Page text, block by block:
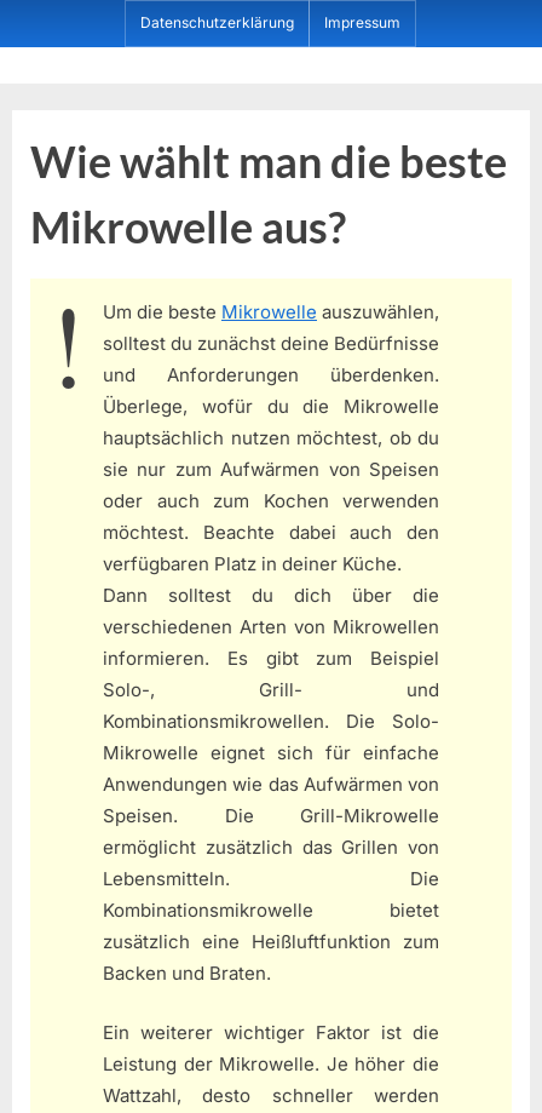
to
Datenschutzerklärung Impressum
Wie wählt man die beste
Mikrowelle aus?
Um die beste Mikrowelle auszuwählen,
solltest du zunächst deine Bedürfnisse
und Anforderungen überdenken.
Überlege, wofür du die Mikrowelle
hauptsächlich nutzen möchtest, ob du
sie nur zum Aufwärmen von Speisen
oder auch zum Kochen verwenden
möchtest. Beachte dabei auch den
verfügbaren Platz in deiner Küche.
Dann solltest du dich über die
verschiedenen Arten von Mikrowellen
informieren. Es gibt zum Beispiel
Solo-, Grill- und
Kombinationsmikrowellen. Die Solo-
Mikrowelle eignet sich für einfache
Anwendungen wie das Aufwärmen von
Speisen. Die Grill-Mikrowelle
ermöglicht zusätzlich das Grillen von
Lebensmitteln. Die
Kombinationsmikrowelle bietet
zusätzlich eine Heißluftfunktion zum
Backen und Braten.
Ein weiterer wichtiger Faktor ist die
Leistung der Mikrowelle. Je höher die
Wattzahl, desto schneller werden